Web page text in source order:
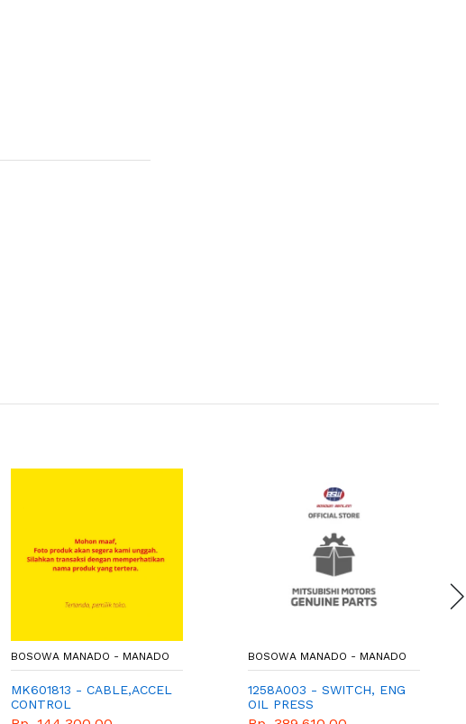
BOSOWA MANADO - MANADO
MK601813 - CABLE,ACCEL
CONTROL
BOSOWA MANADO - MANADO
1258A003 - SWITCH, ENG
OIL PRESS